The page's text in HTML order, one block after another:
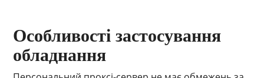
Особливості застосування
обладнання